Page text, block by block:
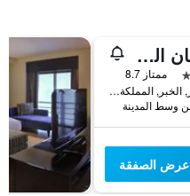
لو مريديان الخبر
ممتاز 8.7
كورنيش الخبر, الخبر, المملكة العربية السعودية
عرض الصفقة